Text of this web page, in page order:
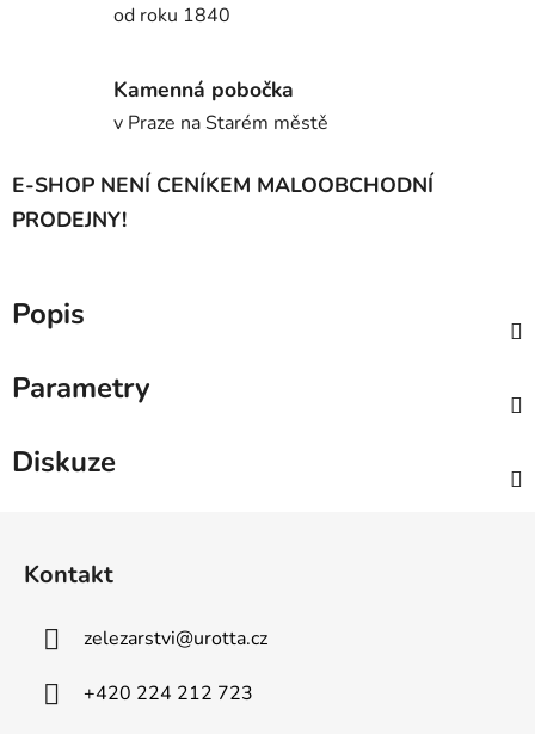
od roku 1840
Kamenná pobočka
v Praze na Starém městě
E-SHOP NENÍ CENÍKEM MALOOBCHODNÍ
PRODEJNY!
Popis
Parametry
Diskuze
Kontakt
zelezarstvi@urotta.cz
+420 224 212 723